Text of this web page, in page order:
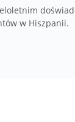
w Hiszpanii.